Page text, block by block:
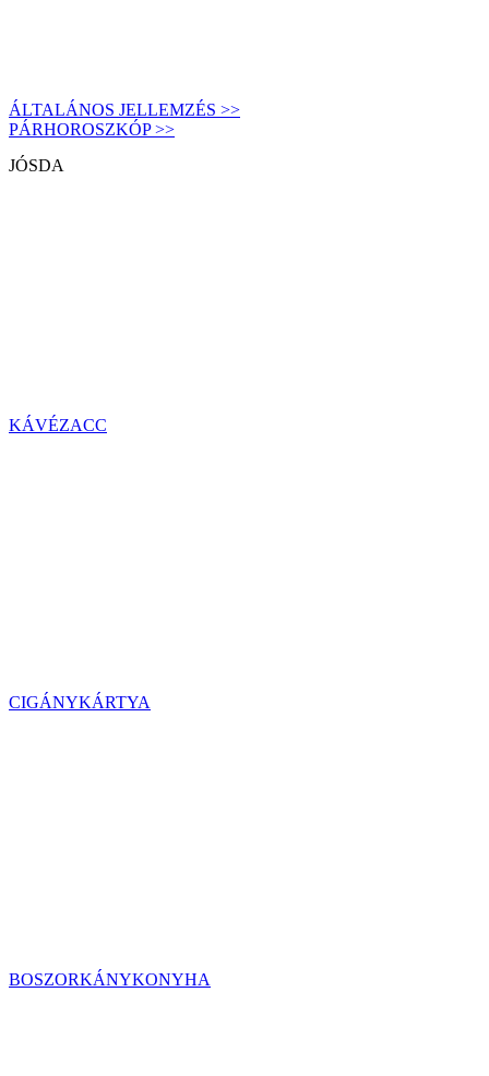
ÁLTALÁNOS JELLEMZÉS >>
PÁRHOROSZKÓP >>
JÓSDA
KÁVÉZACC
CIGÁNYKÁRTYA
BOSZORKÁNYKONYHA